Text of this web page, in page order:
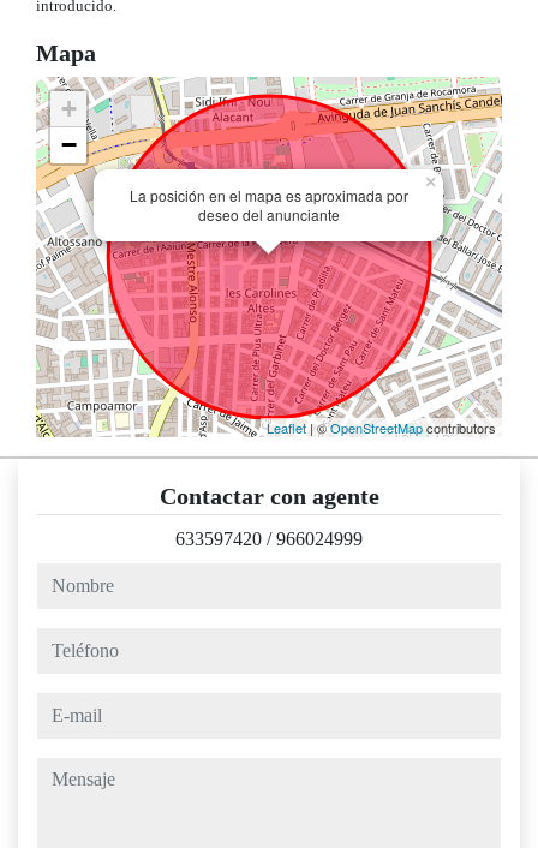
introducido.
Mapa
La posición en el mapa es aproximada por
deseo del anunciante
×
+
−
Leaflet| ©OpenStreetMapcontributors
Contactar con agente
633597420 /966024999
nombre
teléfono
e-mail
mensaje